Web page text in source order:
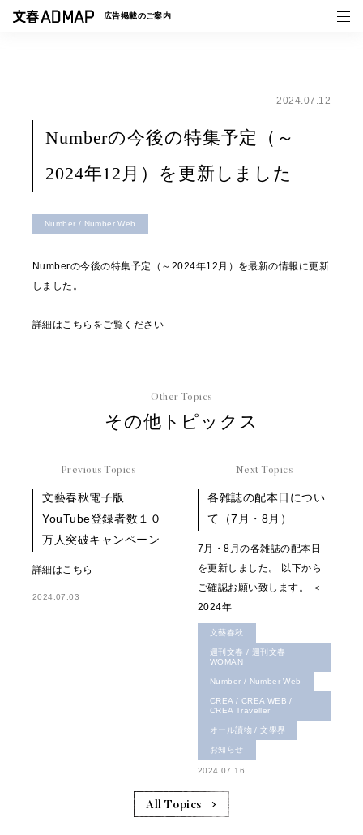
広告掲載のご案内
事例一覧
トピックス
2024.07.12
Numberの今後の特集予定（～
2024年12月）を更新しました
Number / Number Web
Numberの今後の特集予定（～2024年12月）を最新の情報に更新
しました。
詳細はこちら をご覧ください
Other Topics
その他トピックス
Previous Topics
文藝春秋電子版
YouTube登録者数１０
万人突破キャンペーン
詳細はこちら
2024.07.03
Next Topics
各雑誌の配本日につい
て（7月・8月）
7月・8月の各雑誌の配本日
を更新しました。 以下から
ご確認お願い致します。 ＜
2024年
文藝春秋
週刊文春 / 週刊文春
WOMAN
Number / Number Web
CREA / CREA WEB /
CREA Traveller
オール讀物 / 文學界
お知らせ
2024.07.16
All Topics